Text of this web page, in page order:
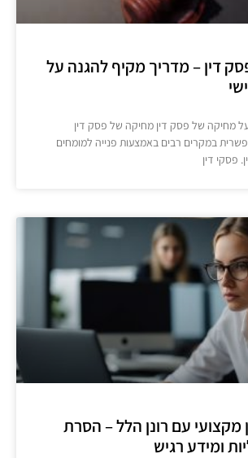
דין – מדריך מקיף להגנה על
מחיקה של פסק דין מחיקה של פסק דין
במקרים רבים באמצעות פנייה למומחים
פסקי דין
מקצועי עם רונן הלל – הסרת
ומידע רגיש